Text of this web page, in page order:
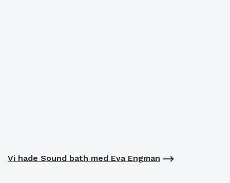
Vi hade Sound bath med Eva Engman